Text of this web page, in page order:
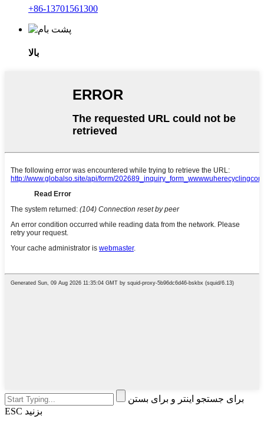
‎+86-13701561300‎
بالا
برای جستجو اینتر و برای بستن
ESC بزنید